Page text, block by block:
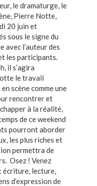
le dramaturge, le
Pierre Notte,
20 juin et
sous le signe du
avec l’auteur des
les participants.
il s’agira
le travail
scène comme une
rencontrer et
à la réalité,
de ce weekend
pourront aborder
les plus riches et
permettra de
Osez ! Venez
écriture, lecture,
d’expression de